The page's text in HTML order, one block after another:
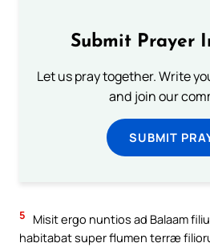
Submit Prayer
Let us pray together. Write
and join our
SUBMIT
5
Misit ergo nuntios ad Balaam
habitabat super flumen terræ